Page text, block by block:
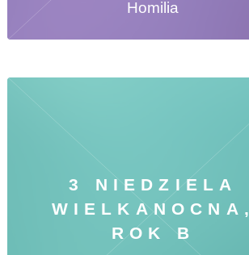
Homilia
3 NIEDZIELA
WIELKANOCNA,
ROK B